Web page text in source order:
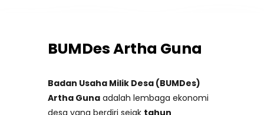
BUMDes Artha Guna
Badan Usaha Milik Desa (BUMDes)
Artha Gunaadalah lembaga ekonomi
desa yang berdiri sejak tahun